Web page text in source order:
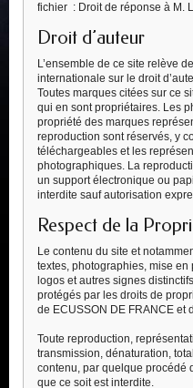
fichier : Droit de réponse à M.
Droit d’auteur
L’ensemble de ce site relève
internationale sur le droit
Toutes marques citées sur ce
qui en sont propriétaires. Les
propriété des marques
reproduction sont réservés, y
téléchargeables et les
photographiques. La
un support électronique ou
interdite sauf autorisation
Respect de la
Le contenu du site et
textes, photographies, mise
logos et autres signes
protégés par les droits de
de ECUSSON DE FRANCE et
Toute reproduction,
transmission, dénaturation,
contenu, par quelque procédé
que ce soit est interdite.